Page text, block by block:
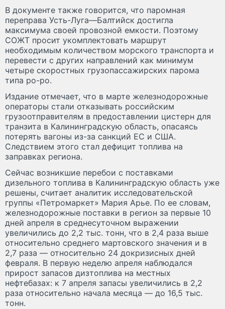
В документе также говорится, что паромная
переправа Усть-Луга—Балтийск достигла
максимума своей провозной емкости. Поэтому
СОЖТ просит укомплектовать маршрут
необходимым количеством морского транспорта и
перевести с других направлений как минимум
четыре скоростных грузопассажирских парома
типа ро-ро.
Издание отмечает, что в марте железнодорожные
операторы стали отказывать российским
грузоотправителям в предоставлении цистерн для
транзита в Калининградскую область, опасаясь
потерять вагоны из-за санкций ЕС и США.
Следствием этого стал дефицит топлива на
заправках региона.
Сейчас возникшие перебои с поставками
дизельного топлива в Калининградскую область уже
решены, считает аналитик исследовательской
группы «Петромаркет» Мария Арье. По ее словам,
железнодорожные поставки в регион за первые 10
дней апреля в среднесуточном выражении
увеличились до 2,2 тыс. тонн, что в 2,4 раза выше
относительно среднего мартовского значения и в
2,7 раза — относительно 24 докризисных дней
февраля. В первую неделю апреля наблюдался
прирост запасов дизтоплива на местных
нефтебазах: к 7 апреля запасы увеличились в 2,2
раза относительно начала месяца — до 16,5 тыс.
тонн.